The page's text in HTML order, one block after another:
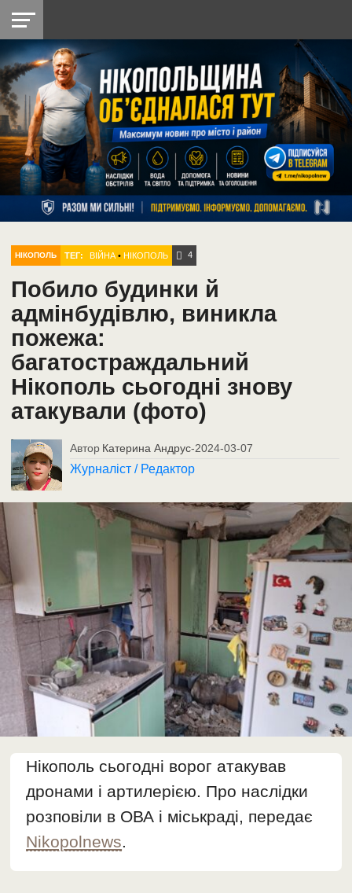
НІКОПОЛЬ
РАЙОН
СІЧЕСЛАВСЬКА
УКРАЇНА
РЕТРО
НІКОПОЛЬ
ЛАЙТ
УКРАЇНА
ДОПОМОГА
РАДІО
НІКОПОЛЬ ТЕГ: ВІЙНА •НІКОПОЛЬ 4
Побило будинки й
адмінбудівлю, виникла
пожежа:
багатостраждальний
Нікополь сьогодні знову
атакували (фото)
Автор Катерина Андрус-2024-03-07
Журналіст / Редактор
Нікополь сьогодні ворог атакував
дронами і артилерією. Про наслідки
розповіли в ОВА і міськраді, передає
Nikopolnews.